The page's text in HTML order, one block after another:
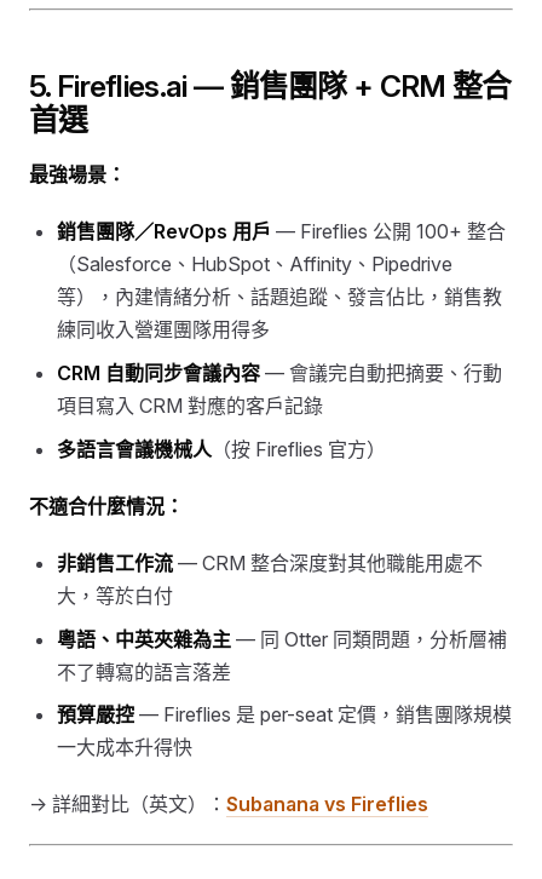
5. Fireflies.ai — 銷售團隊 + CRM 整合
首選
最強場景：
銷售團隊／RevOps 用戶 — Fireflies 公開 100+ 整合
（Salesforce、HubSpot、Affinity、Pipedrive
等），內建情緒分析、話題追蹤、發言佔比，銷售教
練同收入營運團隊用得多
CRM 自動同步會議內容 — 會議完自動把摘要、行動
項目寫入 CRM 對應的客戶記錄
多語言會議機械人 （按 Fireflies 官方）
不適合什麼情況：
非銷售工作流 — CRM 整合深度對其他職能用處不
大，等於白付
粵語、中英夾雜為主 — 同 Otter 同類問題，分析層補
不了轉寫的語言落差
預算嚴控 — Fireflies 是 per-seat 定價，銷售團隊規模
一大成本升得快
→ 詳細對比（英文）： Subanana vs Fireflies